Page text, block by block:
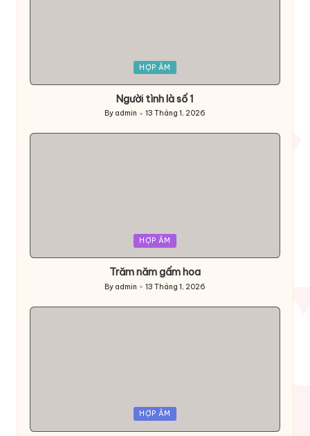
HỢP ÂM
Người tình là số 1
Posted
by
By admin 13 Tháng 1, 2026
HỢP ÂM
Trăm năm gấm hoa
Posted
By admin 13 Tháng 1, 2026
HỢP ÂM